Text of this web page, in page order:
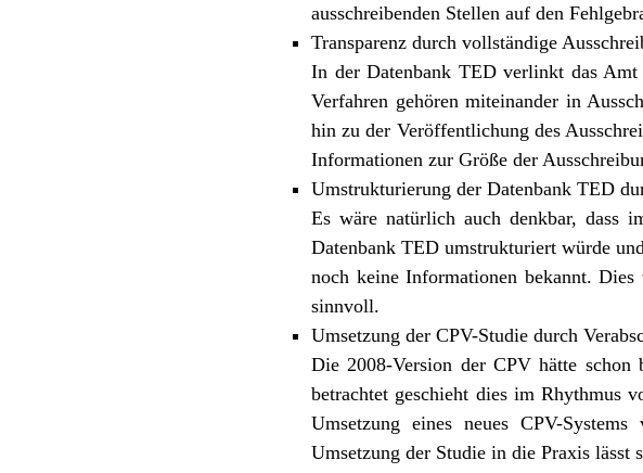
ausschreibenden Stellen auf den
Transparenz durch vollständige
In der Datenbank TED verlinkt das
Verfahren gehören miteinander in
hin zu der Veröffentlichung des
Informationen zur Größe der
Umstrukturierung der Datenbank TED
Es wäre natürlich auch denkbar, dass
Datenbank TED umstrukturiert würde
noch keine Informationen bekannt. Dies
sinnvoll.
Umsetzung der CPV-Studie durch
Die 2008-Version der CPV hätte schon
betrachtet geschieht dies im Rhythmus
Umsetzung eines neues CPV-
Umsetzung der Studie in die Praxis lässt